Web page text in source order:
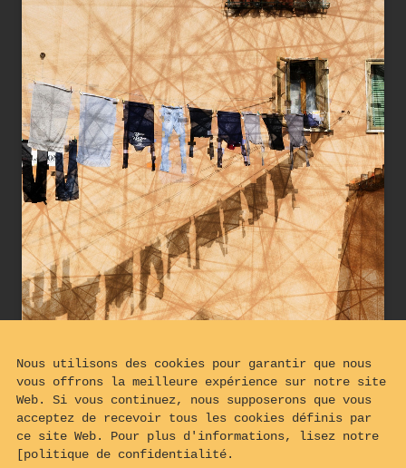
Sur la corde à linge
Nous utilisons des cookies pour garantir que nous
vous offrons la meilleure expérience sur notre site
Web. Si vous continuez, nous supposerons que vous
acceptez de recevoir tous les cookies définis par
ce site Web. Pour plus d'informations, lisez notre
[politique de confidentialité.